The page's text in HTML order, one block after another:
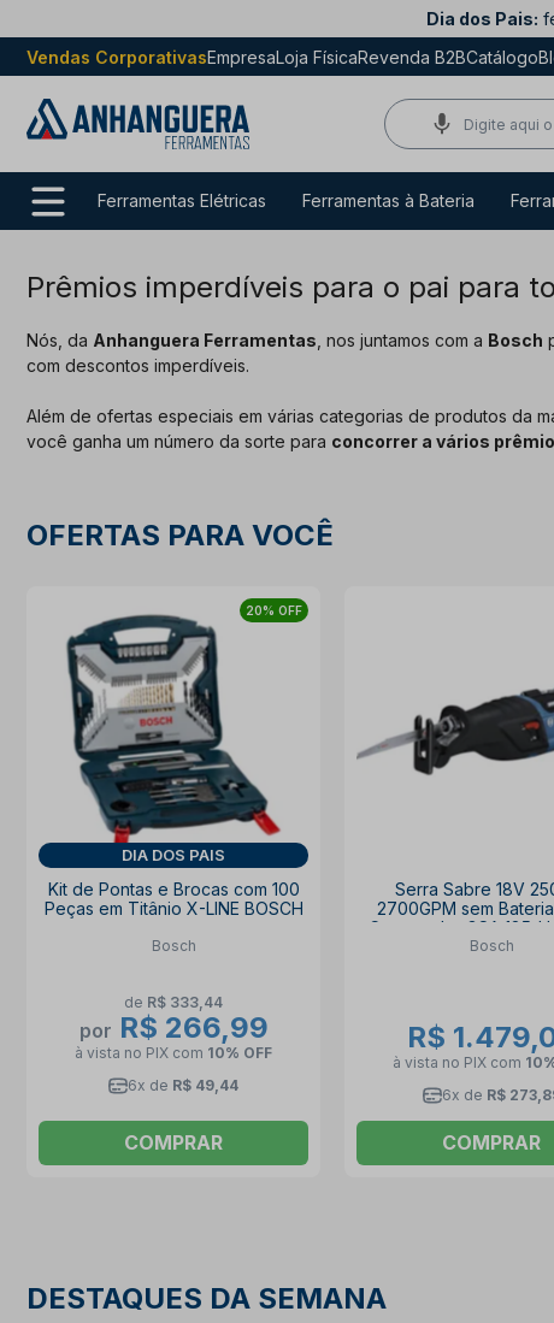
Dia dos Pais:
Vendas CorporativasEmpresaLoja FísicaRevenda B2BCatálogo
Ferramentas Elétricas Ferramentas à Bateria
Prêmios imperdíveis para o pai para
Nós, da Anhanguera Ferramentas , nos juntamos com a Bosch
com descontos imperdíveis.
Além de ofertas especiais em várias categorias de produtos da
você ganha um número da sorte para concorrer a vários
OFERTAS PARA VOCÊ
20% OFF
DIA DOS PAIS
Kit de Pontas e Brocas com 100
Peças em Titânio X-LINE BOSCH
Bosch
de R$ 333,44
por R$ 266,99
à vista no PIX com 10% OFF
6x de R$ 49,44
COMPRAR
Serra Sabre 18V
2700GPM sem
Carregador GSA 185-LI
Bosch
R$
à vista no PIX com
6x de R$
COMPRAR
DESTAQUES DA SEMANA